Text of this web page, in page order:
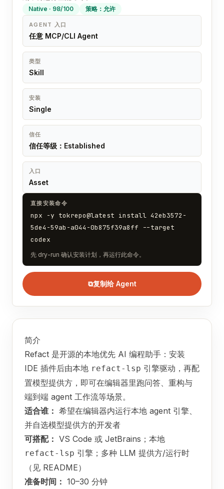
Native · 98/100 策略：允许
AGENT 入口
任意 MCP/CLI Agent
类型
Skill
安装
Single
信任
信任等级：Established
入口
Asset
直接安装命令
npx -y tokrepo@latest install 42eb3572-
5de4-59ab-a044-0b875f39a8ff --target
codex
先 dry-run 确认安装计划，再运行此命令。
⧉复制给 Agent
简介
Refact 是开源的本地优先 AI 编程助手：安装
IDE 插件后由本地 refact-lsp 引擎驱动，再配
置模型提供方，即可在编辑器里跑问答、重构与
端到端 agent 工作流等场景。
适合谁： 希望在编辑器内运行本地 agent 引擎、
并自选模型提供方的开发者
可搭配： VS Code 或 JetBrains；本地
refact-lsp 引擎；多种 LLM 提供方/运行时
（见 README）
准备时间： 10–30 分钟